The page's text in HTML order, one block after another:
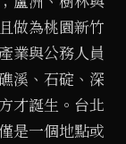
做為桃園新竹
業與公務人員
溪、石碇、深
才誕生。台北
是一個地點或